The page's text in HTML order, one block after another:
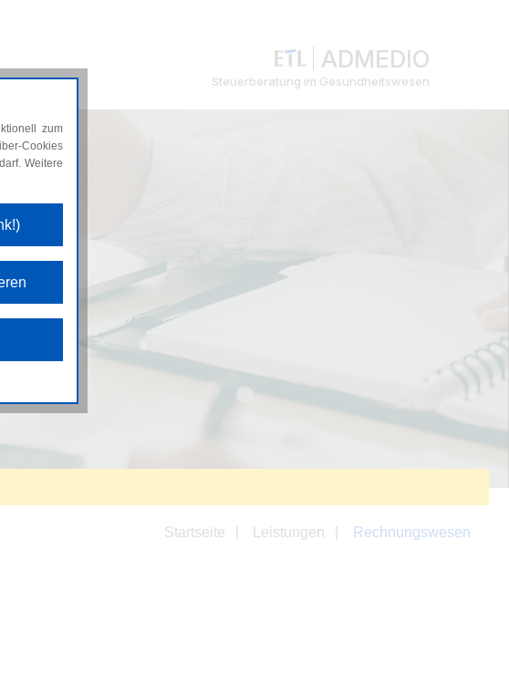
ADMEDIO
Steuerberatung im Gesundheitswesen
Startseite Leistungen Rechnungswesen
zum
Cookies
Weitere